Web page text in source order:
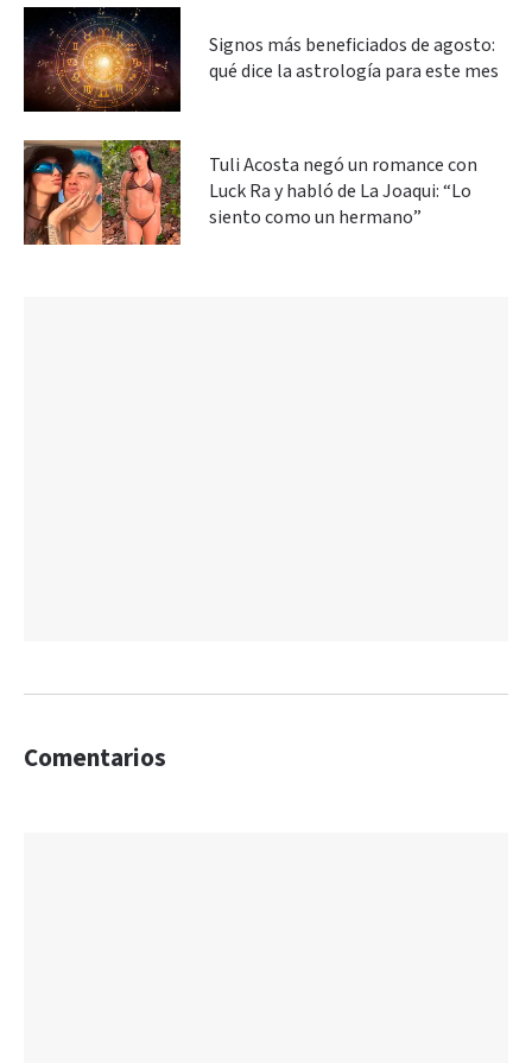
Signos más beneficiados de agosto:
qué dice la astrología para este mes
Tuli Acosta negó un romance con
Luck Ra y habló de La Joaqui: “Lo
siento como un hermano”
Comentarios